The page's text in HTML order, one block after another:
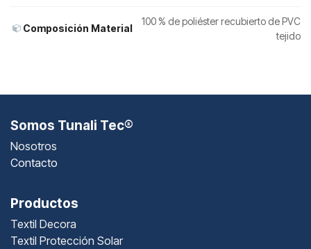
Composición Material
100 % de poliéster recubierto de PVC
tejido
Somos Tunali Tec®
Nosotros
Contacto
Productos
Textil Decora
Textil Protección Solar